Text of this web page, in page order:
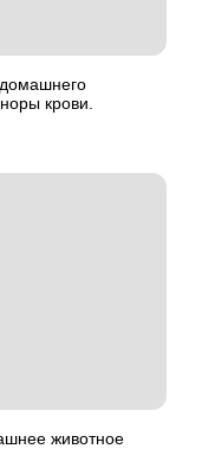
крови.
животное